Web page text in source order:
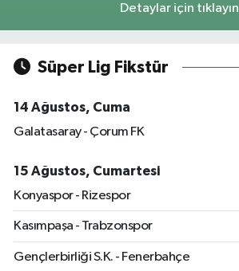
Detaylar için tıklayın
Süper Lig Fikstür
14 Ağustos, Cuma
Galatasaray - Çorum FK
15 Ağustos, Cumartesi
Konyaspor - Rizespor
Kasımpaşa - Trabzonspor
Gençlerbirliği S.K. - Fenerbahçe